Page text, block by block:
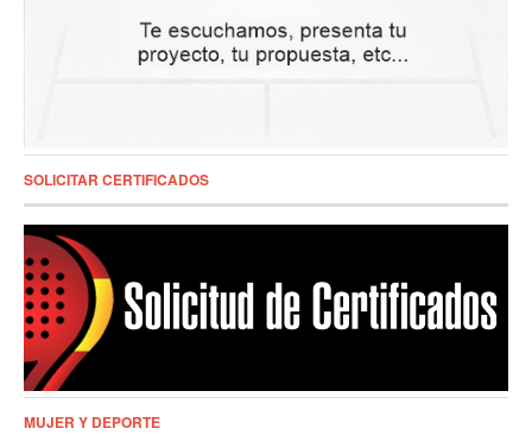
SOLICITAR CERTIFICADOS
MUJER Y DEPORTE